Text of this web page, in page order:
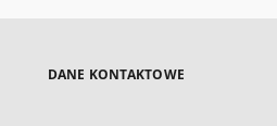
DANE KONTAKTOWE